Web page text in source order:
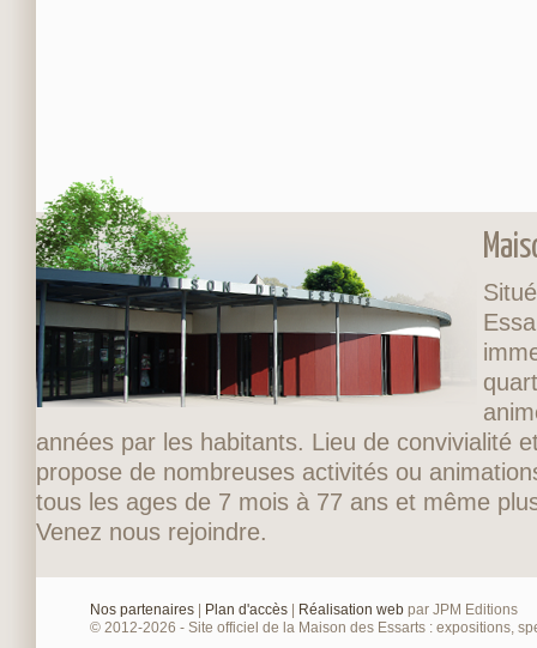
années par les habitants. Lieu de convivialité
propose de nombreuses activités ou
tous les ages de 7 mois à 77 ans et même
Venez nous rejoindre.
Nos partenaires | Plan d'accès | Réalisation web par JPM Editions
© 2012-2026 - Site officiel de la Maison des Essarts : expositions,